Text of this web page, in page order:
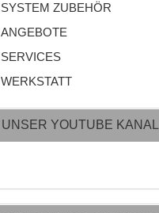
SYSTEM ZUBEHÖR
ANGEBOTE
SERVICES
WERKSTATT
UNSER YOUTUBE KANAL